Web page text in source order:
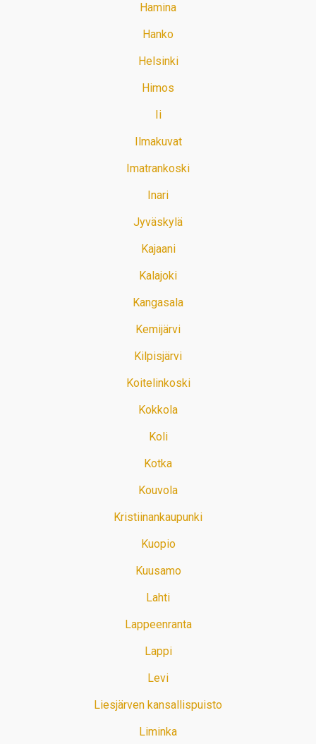
Hamina
Hanko
Helsinki
Himos
Ii
Ilmakuvat
Imatrankoski
Inari
Jyväskylä
Kajaani
Kalajoki
Kangasala
Kemijärvi
Kilpisjärvi
Koitelinkoski
Kokkola
Koli
Kotka
Kouvola
Kristiinankaupunki
Kuopio
Kuusamo
Lahti
Lappeenranta
Lappi
Levi
Liesjärven kansallispuisto
Liminka